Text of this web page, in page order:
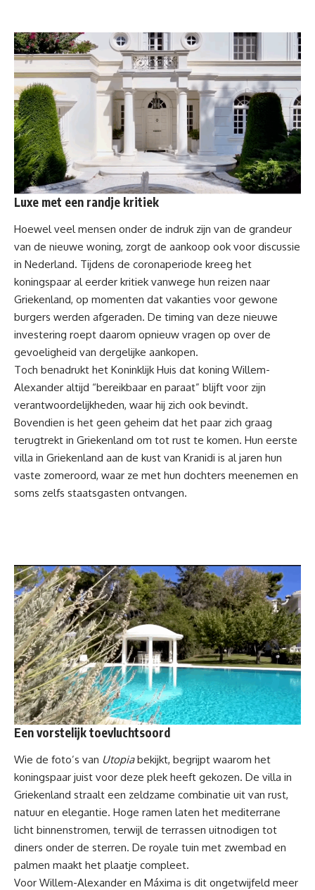
Luxe met een randje kritiek
Hoewel veel mensen onder de indruk zijn van de grandeur
van de nieuwe woning, zorgt de aankoop ook voor discussie
in Nederland. Tijdens de coronaperiode kreeg het
koningspaar al eerder kritiek vanwege hun reizen naar
Griekenland, op momenten dat vakanties voor gewone
burgers werden afgeraden. De timing van deze nieuwe
investering roept daarom opnieuw vragen op over de
gevoeligheid van dergelijke aankopen.
Toch benadrukt het Koninklijk Huis dat koning Willem-
Alexander altijd “bereikbaar en paraat” blijft voor zijn
verantwoordelijkheden, waar hij zich ook bevindt.
Bovendien is het geen geheim dat het paar zich graag
terugtrekt in Griekenland om tot rust te komen. Hun eerste
villa in Griekenland aan de kust van Kranidi is al jaren hun
vaste zomeroord, waar ze met hun dochters meenemen en
soms zelfs staatsgasten ontvangen.
Een vorstelijk toevluchtsoord
Wie de foto’s van Utopiabekijkt, begrijpt waarom het
koningspaar juist voor deze plek heeft gekozen. De villa in
Griekenland straalt een zeldzame combinatie uit van rust,
natuur en elegantie. Hoge ramen laten het mediterrane
licht binnenstromen, terwijl de terrassen uitnodigen tot
diners onder de sterren. De royale tuin met zwembad en
palmen maakt het plaatje compleet.
Voor Willem-Alexander en Máxima is dit ongetwijfeld meer